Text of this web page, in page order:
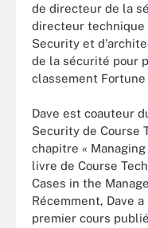
de directeur de la
directeur
Security et
de la sécurité pour
classement Fortune
Dave est coauteur
Security de Course
chapitre «
livre de Course
Cases in the
Récemment, Dave
premier cours